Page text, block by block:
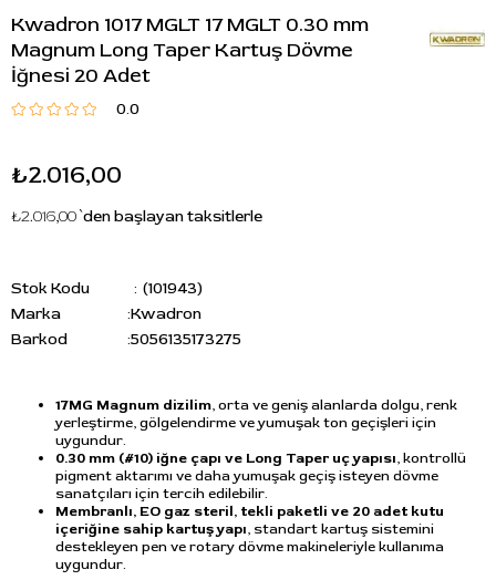
Kwadron 1017 MGLT 17 MGLT 0.30 mm
Magnum Long Taper Kartuş Dövme
İğnesi 20 Adet
0.0
₺2.016,00
₺2.016,00`den başlayan taksitlerle
Stok Kodu
(101943)
Marka
:Kwadron
Barkod
:5056135173275
17MG Magnum dizilim, orta ve geniş alanlarda dolgu, renk
yerleştirme, gölgelendirme ve yumuşak ton geçişleri için
uygundur.
0.30 mm (#10) iğne çapı ve Long Taper uç yapısı, kontrollü
pigment aktarımı ve daha yumuşak geçiş isteyen dövme
sanatçıları için tercih edilebilir.
Membranlı, EO gaz steril, tekli paketli ve 20 adet kutu
içeriğine sahip kartuş yapı, standart kartuş sistemini
destekleyen pen ve rotary dövme makineleriyle kullanıma
uygundur.